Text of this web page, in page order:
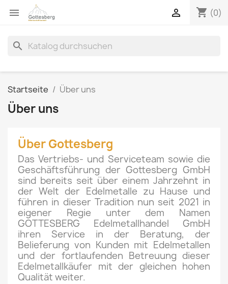
 shopping_cart (0)

search
Startseite Über uns
Über uns
Über Gottesberg
Das Vertriebs- und Serviceteam sowie die
Geschäftsführung der Gottesberg GmbH
sind bereits seit über einem Jahrzehnt in
der Welt der Edelmetalle zu Hause und
führen in dieser Tradition nun seit 2021 in
eigener Regie unter dem Namen
GOTTESBERG Edelmetallhandel GmbH
ihren Service in der Beratung, der
Belieferung von Kunden mit Edelmetallen
und der fortlaufenden Betreuung dieser
Edelmetallkäufer mit der gleichen hohen
Qualität weiter.